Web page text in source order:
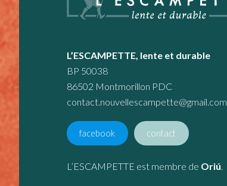
L’ESCAMPETTE, lente et durable
BP 50038
86502 Montmorillon PDC
contact.nouvellescampette@gmail.com
facebook contact
L’ESCAMPETTE est membre de Oriú.